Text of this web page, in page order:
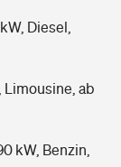
Diesel,
Limousine, ab
kW, Benzin,